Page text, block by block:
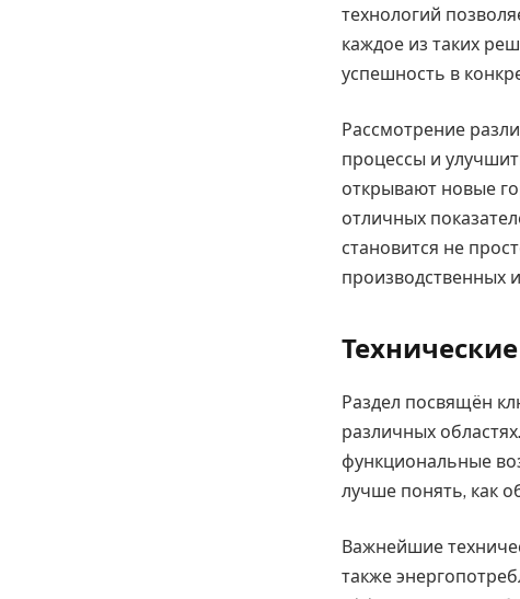
технологий
каждое из таких
успешность в
Рассмотрение
процессы и
открывают новые
отличных
становится не
производственных
Раздел посвящён
различных
функциональные
лучше понять, как
Важнейшие
также